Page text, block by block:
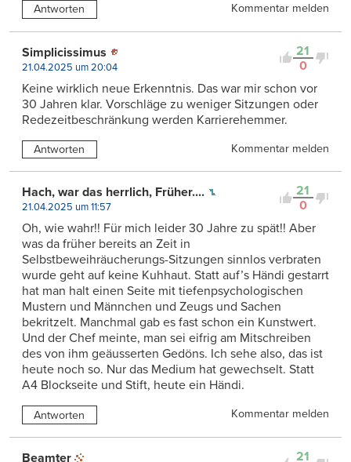
Antworten Kommentar melden
21
0
Simplicissimus
21.04.2025 um 20:04
Keine wirklich neue Erkenntnis. Das war mir schon vor
30 Jahren klar. Vorschläge zu weniger Sitzungen oder
Redezeitbeschränkung werden Karrierehemmer.
Antworten Kommentar melden
21
0
Hach, war das herrlich, Früher....
21.04.2025 um 11:57
Oh, wie wahr!! Für mich leider 30 Jahre zu spät!! Aber
was da früher bereits an Zeit in
Selbstbeweihräucherungs-Sitzungen sinnlos verbraten
wurde geht auf keine Kuhhaut. Statt auf’s Händi gestarrt
hat man halt einen Seite mit tiefenpsychologischen
Mustern und Männchen und Zeugs und Sachen
bekritzelt. Manchmal gab es fast schon ein Kunstwert.
Und der Chef meinte, man sei eifrig am Mitschreiben
des von ihm geäusserten Gedöns. Ich sehe also, das ist
heute noch so. Nur das Medium hat gewechselt. Statt
A4 Blockseite und Stift, heute ein Händi.
Antworten Kommentar melden
21
Beamter